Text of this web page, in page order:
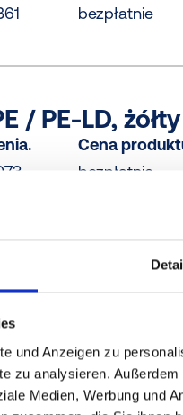
und Anzeigen zu
zu analysieren.
Medien, Werbung und
bezpłatnie
/ PE-LD, żółty
Cena
bezpłatnie
żółty